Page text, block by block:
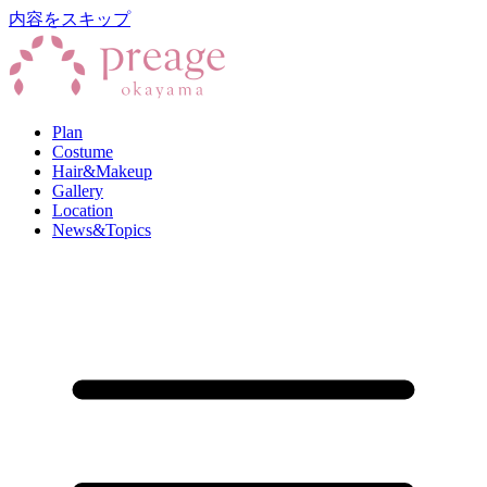
内容をスキップ
Plan
Costume
Hair&Makeup
Gallery
Location
News&Topics